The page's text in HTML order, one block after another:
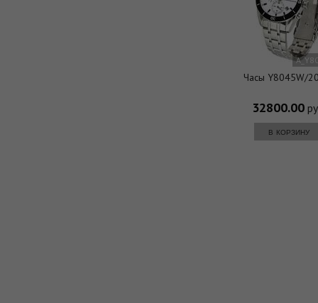
Часы Y8045W/
32800.00
в корзину